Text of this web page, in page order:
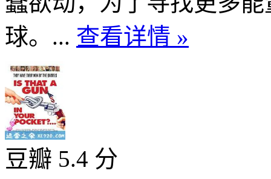
球。... 查看详情 »
豆瓣 5.4 分